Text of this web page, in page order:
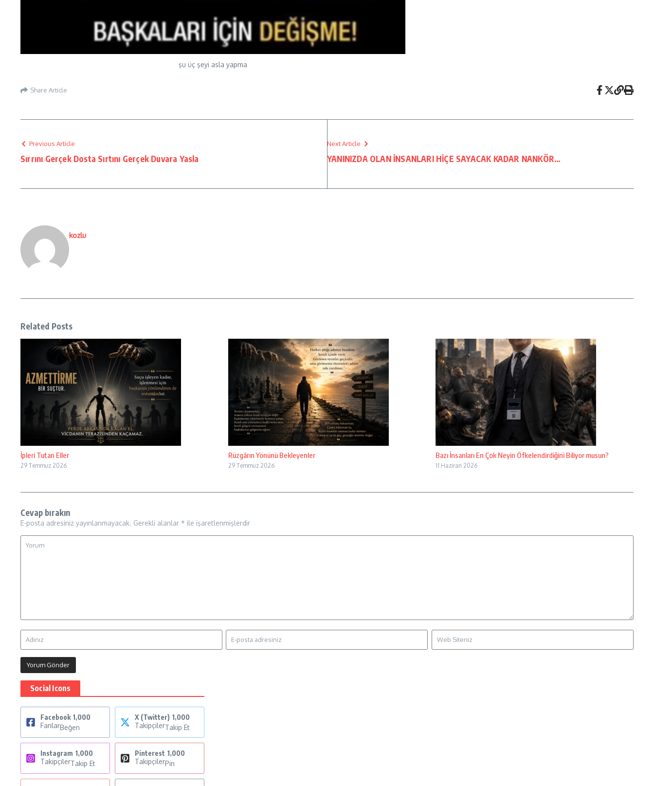
şu üç şeyi asla yapma
Share Article
Previous Article
Sırrını Gerçek Dosta Sırtını Gerçek Duvara Yasla
Next Article
YANINIZDA OLAN İNSANLARI HİÇE SAYACAK KADAR NANKÖR…
kozlu
Related Posts
İpleri Tutan Eller
29 Temmuz 2026
Rüzgârın Yönünü Bekleyenler
29 Temmuz 2026
Bazı İnsanları En Çok Neyin Öfkelendirdiğini Biliyor musun?
11 Haziran 2026
Cevap bırakın
E-posta adresiniz yayınlanmayacak. Gerekli alanlar * ile işaretlenmişlerdir
Social Icons
Facebook 1,000
FanlarBeğen
X (Twitter) 1,000
TakipçilerTakip Et
Instagram 1,000
TakipçilerTakip Et
Pinterest 1,000
TakipçilerPin